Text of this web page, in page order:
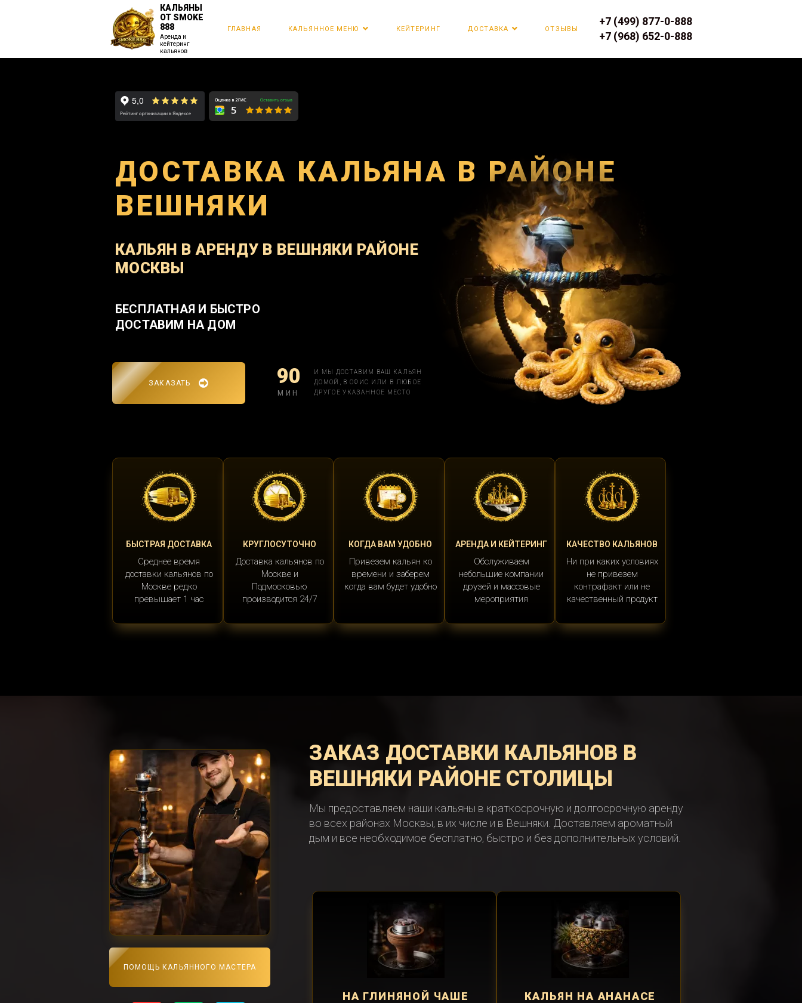
КАЛЬЯНЫ
ОТ SMOKE
888
Аренда и
кейтеринг
кальянов
ГЛАВНАЯ КАЛЬЯННОЕ МЕНЮ КЕЙТЕРИНГ ДОСТАВКА ОТЗЫВЫ
+7 (499) 877-0-888
+7 (968) 652-0-888
ДОСТАВКА КАЛЬЯНА В РАЙОНЕ
ВЕШНЯКИ
КАЛЬЯН В АРЕНДУ В ВЕШНЯКИ РАЙОНЕ
МОСКВЫ
БЕСПЛАТНАЯ И БЫСТРО
ДОСТАВИМ НА ДОМ
ЗАКАЗАТЬ 90
МИН
И МЫ ДОСТАВИМ ВАШ КАЛЬЯН
ДОМОЙ, В ОФИС ИЛИ В ЛЮБОЕ
ДРУГОЕ УКАЗАННОЕ МЕСТО
БЫСТРАЯ ДОСТАВКА
Среднее время
доставки кальянов по
Москве редко
превышает 1 час
КРУГЛОСУТОЧНО
Доставка кальянов по
Москве и
Подмосковью
производится 24/7
КОГДА ВАМ УДОБНО
Привезем кальян ко
времени и заберем
когда вам будет удобно
АРЕНДА И КЕЙТЕРИНГ
Обслуживаем
небольшие компании
друзей и массовые
мероприятия
КАЧЕСТВО КАЛЬЯНОВ
Ни при каких условиях
не привезем
контрафакт или не
качественный продукт
ПОМОЩЬ КАЛЬЯННОГО МАСТЕРА
ЗАКАЗ ДОСТАВКИ КАЛЬЯНОВ В
ВЕШНЯКИ РАЙОНЕ СТОЛИЦЫ
Мы предоставляем наши кальяны в краткосрочную и долгосрочную аренду
во всех районах Москвы, в их числе и в Вешняки. Доставляем ароматный
дым и все необходимое бесплатно, быстро и без дополнительных условий.
НА ГЛИНЯНОЙ ЧАШЕ КАЛЬЯН НА АНАНАСЕ